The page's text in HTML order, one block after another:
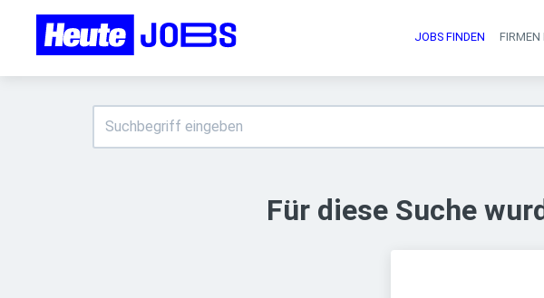
JOBS FINDEN FIRMEN
Für diese Suche